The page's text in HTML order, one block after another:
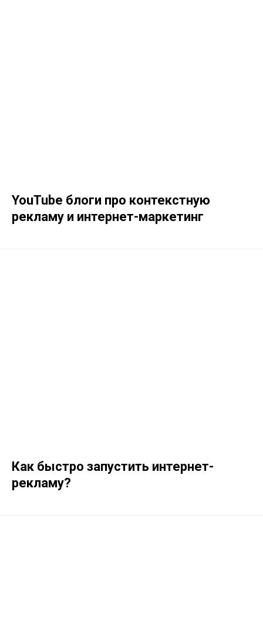
YouTube блоги про контекстную
рекламу и интернет-маркетинг
Как быстро запустить интернет-
рекламу?